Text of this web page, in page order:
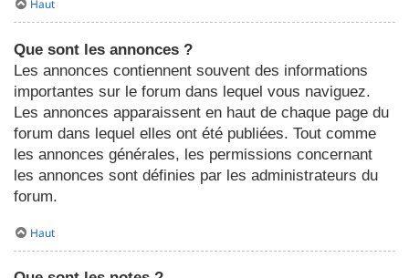
Haut
Que sont les annonces ?
Les annonces contiennent souvent des informations
importantes sur le forum dans lequel vous naviguez.
Les annonces apparaissent en haut de chaque page du
forum dans lequel elles ont été publiées. Tout comme
les annonces générales, les permissions concernant
les annonces sont définies par les administrateurs du
forum.
Haut